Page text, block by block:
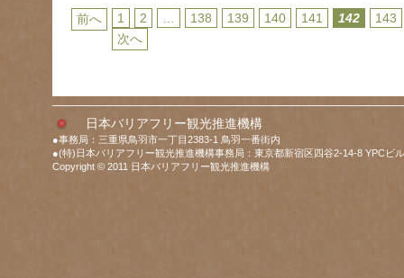
前へ 1 2 138 139 140 141 142
143
次へ
日本バリアフリー観光推進機構
●事務局：三重県鳥羽市一丁目2383-1 鳥羽一番街内
●(特)日本バリアフリー観光推進機構事務局：東京都新宿区四谷2-14-8 YPCビ
Copyright © 2011 日本バリアフリー観光推進機構